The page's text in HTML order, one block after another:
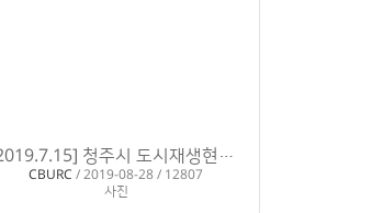
H [2019.7.15] 청주시 도시재생현장지원센터 방문 _ 우암동, 운천·신봉동
CBURC / 2019-08-28 / 12807
사진